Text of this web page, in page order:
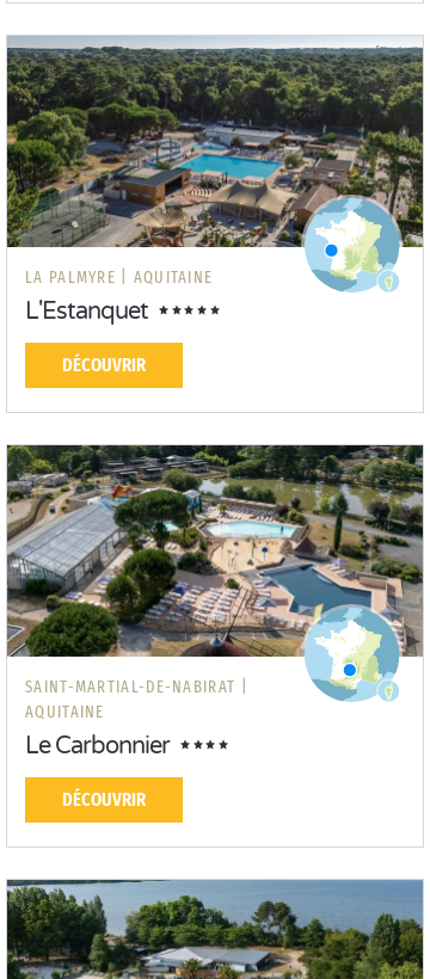
LA PALMYRE | AQUITAINE
L'Estanquet
DÉCOUVRIR
SAINT-MARTIAL-DE-NABIRAT |
AQUITAINE
Le Carbonnier
DÉCOUVRIR